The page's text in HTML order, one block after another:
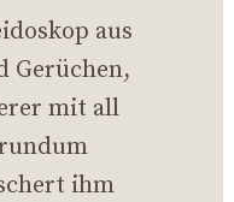
aus
Gerüchen,
mit all
ihm